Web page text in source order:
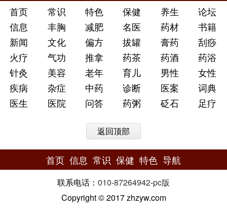
首页 常识 特色 保健 养生
论坛
信息
丰胸 减肥 名医 药材
书籍
新闻
文化 偏方 拔罐 膏药
刮痧
火疗
气功 推拿 药茶 药酒
药浴
针灸
美容 老年 育儿 男性
女性
疾病
杂症 中药 诊断 医案
词典
医生
医院 问答 药粥 砭石 足疗
返回顶部
首页 信息 常识 保健 特色 导航
联系电话： 010-87264942-pc版
Copyright © 2017 zhzyw.com